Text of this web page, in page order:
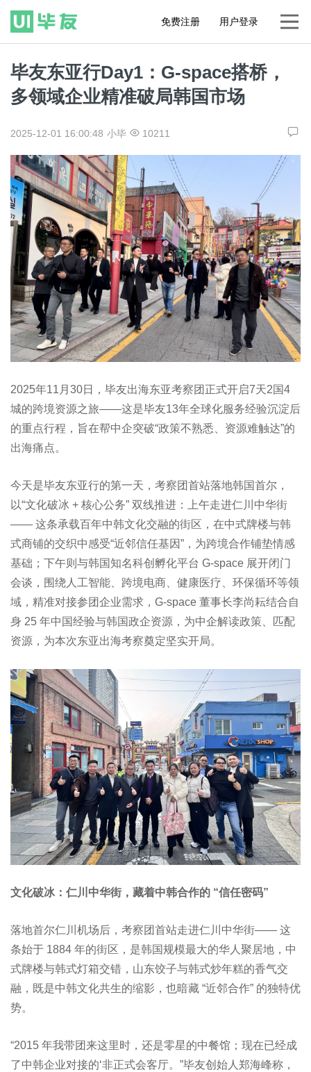
免费注册 用户登录
毕友东亚行Day1：G-space搭桥，
多领域企业精准破局韩国市场
2025-12-01 16:00:48 小毕 10211
2025年11月30日，毕友出海东亚考察团正式开启7天2国4
城的跨境资源之旅——这是毕友13年全球化服务经验沉淀后
的重点行程，旨在帮中企突破“政策不熟悉、资源难触达”的
出海痛点。
今天是毕友东亚行的第一天，考察团首站落地韩国首尔，
以“文化破冰 + 核心公务” 双线推进：上午走进仁川中华街
—— 这条承载百年中韩文化交融的街区，在中式牌楼与韩
式商铺的交织中感受“近邻信任基因”，为跨境合作铺垫情感
基础；下午则与韩国知名科创孵化平台 G-space 展开闭门
会谈，围绕人工智能、跨境电商、健康医疗、环保循环等领
域，精准对接参团企业需求，G-space 董事长李尚耘结合自
身 25 年中国经验与韩国政企资源，为中企解读政策、匹配
资源，为本次东亚出海考察奠定坚实开局。
文化破冰：仁川中华街，藏着中韩合作的 “信任密码”
落地首尔仁川机场后，考察团首站走进仁川中华街—— 这
条始于 1884 年的街区，是韩国规模最大的华人聚居地，中
式牌楼与韩式灯箱交错，山东饺子与韩式炒年糕的香气交
融，既是中韩文化共生的缩影，也暗藏 “近邻合作” 的独特优
势。
“2015 年我带团来这里时，还是零星的中餐馆；现在已经成
了中韩企业对接的‘非正式会客厅。”毕友创始人郑海峰称，